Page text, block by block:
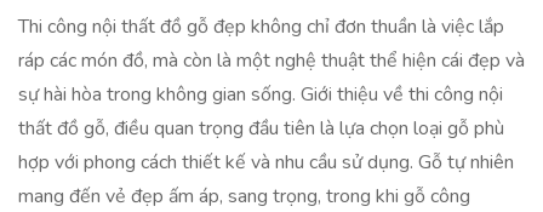
Thi công nội thất đồ gỗ đẹp không chỉ đơn thuần là việc lắp
ráp các món đồ, mà còn là một nghệ thuật thể hiện cái đẹp và
sự hài hòa trong không gian sống. Giới thiệu về thi công nội
thất đồ gỗ, điều quan trọng đầu tiên là lựa chọn loại gỗ phù
hợp với phong cách thiết kế và nhu cầu sử dụng. Gỗ tự nhiên
mang đến vẻ đẹp ấm áp, sang trọng, trong khi gỗ công